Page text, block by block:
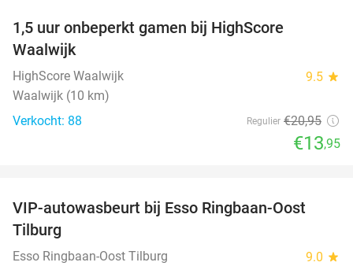
1,5 uur onbeperkt gamen bij HighScore
Waalwijk
HighScore Waalwijk 9.5 star
Waalwijk (10 km)
Verkocht: 88
Regulier €20,95
€13,95
42%
VIP-autowasbeurt bij Esso Ringbaan-Oost
Tilburg
Esso Ringbaan-Oost Tilburg 9.0 star